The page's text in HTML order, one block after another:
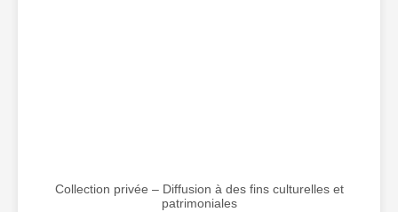
Collection privée – Diffusion à des fins culturelles et
patrimoniales